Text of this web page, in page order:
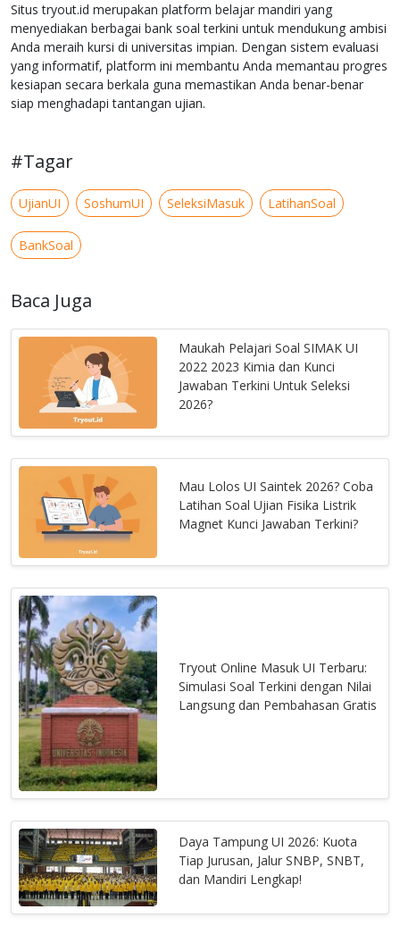
Situs tryout.id merupakan platform belajar mandiri yang
menyediakan berbagai bank soal terkini untuk mendukung ambisi
Anda meraih kursi di universitas impian. Dengan sistem evaluasi
yang informatif, platform ini membantu Anda memantau progres
kesiapan secara berkala guna memastikan Anda benar-benar
siap menghadapi tantangan ujian.
#Tagar
UjianUI SoshumUI SeleksiMasuk LatihanSoal
BankSoal
Baca Juga
Maukah Pelajari Soal SIMAK UI
2022 2023 Kimia dan Kunci
Jawaban Terkini Untuk Seleksi
2026?
Mau Lolos UI Saintek 2026? Coba
Latihan Soal Ujian Fisika Listrik
Magnet Kunci Jawaban Terkini?
Tryout Online Masuk UI Terbaru:
Simulasi Soal Terkini dengan Nilai
Langsung dan Pembahasan Gratis
Daya Tampung UI 2026: Kuota
Tiap Jurusan, Jalur SNBP, SNBT,
dan Mandiri Lengkap!